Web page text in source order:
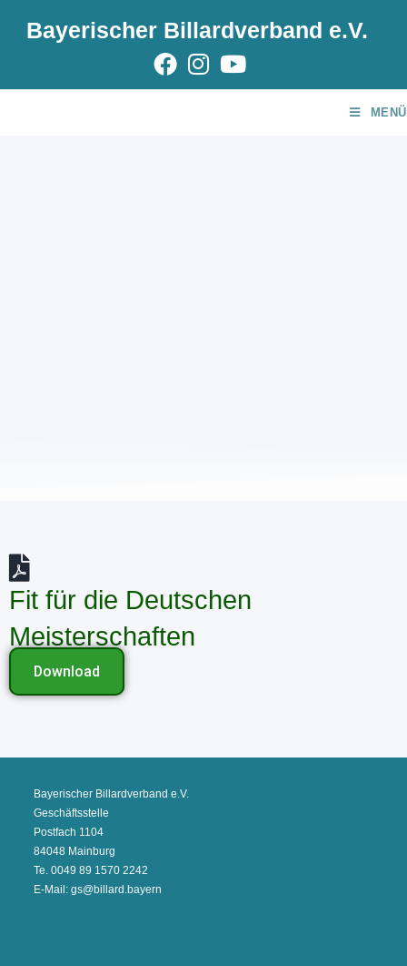
Bayerischer Billardverband e.V.
MENÜ
Fit für die Deutschen
Meisterschaften
Download
Bayerischer Billardverband e.V.
Geschäftsstelle
Postfach 1104
84048 Mainburg
Te. 0049 89 1570 2242
E-Mail: gs@billard.bayern